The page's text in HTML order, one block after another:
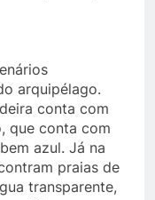
arquipélago.
conta com
que conta com
azul. Já na
praias de
transparente,